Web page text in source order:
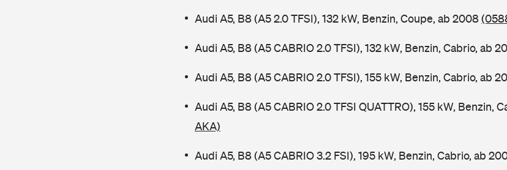
Audi A5, B8 (A5 2.0 TFSI), 132 kW, Benzin, Coupe, ab 2008
Audi A5, B8 (A5 CABRIO 2.0 TFSI), 132 kW, Benzin, Cabrio, ab
Audi A5, B8 (A5 CABRIO 2.0 TFSI), 155 kW, Benzin, Cabrio, ab
Audi A5, B8 (A5 CABRIO 2.0 TFSI QUATTRO), 155 kW, Benzin,
AKA)
Audi A5, B8 (A5 CABRIO 3.2 FSI), 195 kW, Benzin, Cabrio, ab